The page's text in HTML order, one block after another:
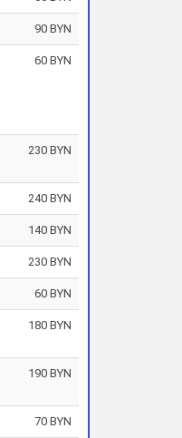
90 BYN
60 BYN
230 BYN
240 BYN
140 BYN
230 BYN
60 BYN
180 BYN
190 BYN
70 BYN